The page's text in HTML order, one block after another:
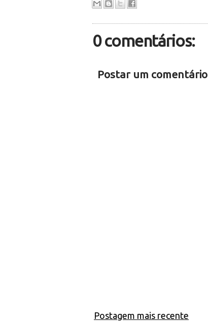
0 comentários:
Postar um comentário
Postagem mais recente